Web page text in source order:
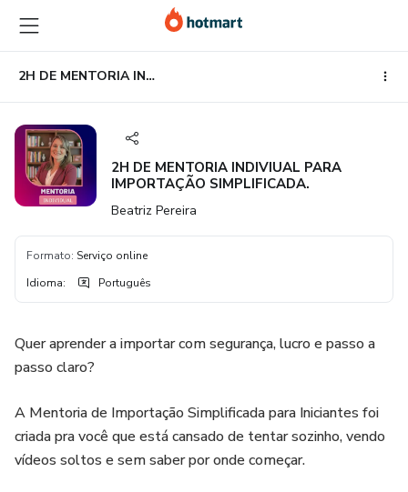
para
o
conteúdo
principal
para
o
pagamento
para
o
rodapé
2H DE MENTORIA INDIVIUAL PARA IMPORTAÇÃO SIMPLIFICADA.
2H DE MENTORIA INDIVIUAL PARA
IMPORTAÇÃO SIMPLIFICADA.
Beatriz Pereira
Formato: Serviço online
Idioma: Português
Quer aprender a importar com segurança, lucro e passo a
passo claro?
A Mentoria de Importação Simplificada para Iniciantes foi
criada pra você que está cansado de tentar sozinho, vendo
vídeos soltos e sem saber por onde começar.